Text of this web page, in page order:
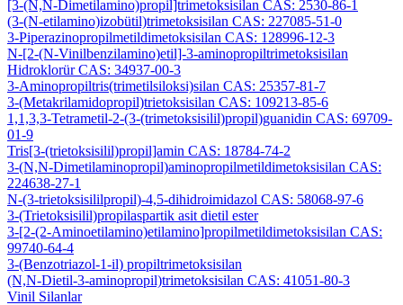
[3-(N,N-Dimetilamino)propil]trimetoksisilan CAS: 2530-86-1
(3-(N-etilamino)izobütil)trimetoksisilan CAS: 227085-51-0
3-Piperazinopropilmetildimetoksisilan CAS: 128996-12-3
N-[2-(N-Vinilbenzilamino)etil]-3-aminopropiltrimetoksisilan
Hidroklorür CAS: 34937-00-3
3-Aminopropiltris(trimetilsiloksi)silan CAS: 25357-81-7
3-(Metakrilamidopropil)trietoksisilan CAS: 109213-85-6
1,1,3,3-Tetrametil-2-(3-(trimetoksisilil)propil)guanidin CAS: 69709-
01-9
Tris[3-(trietoksisilil)propil]amin CAS: 18784-74-2
3-(N,N-Dimetilaminopropil)aminopropilmetildimetoksisilan CAS:
224638-27-1
N-(3-trietoksisililpropil)-4,5-dihidroimidazol CAS: 58068-97-6
3-(Trietoksisilil)propilaspartik asit dietil ester
3-[2-(2-Aminoetilamino)etilamino]propilmetildimetoksisilan CAS:
99740-64-4
3-(Benzotriazol-1-il) propiltrimetoksisilan
(N,N-Dietil-3-aminopropil)trimetoksisilan CAS: 41051-80-3
Vinil Silanlar